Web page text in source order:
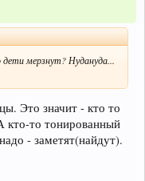
мерзнут? Нудануда...
Это значит - кто то
кто-то тонированный
- заметят(найдут).